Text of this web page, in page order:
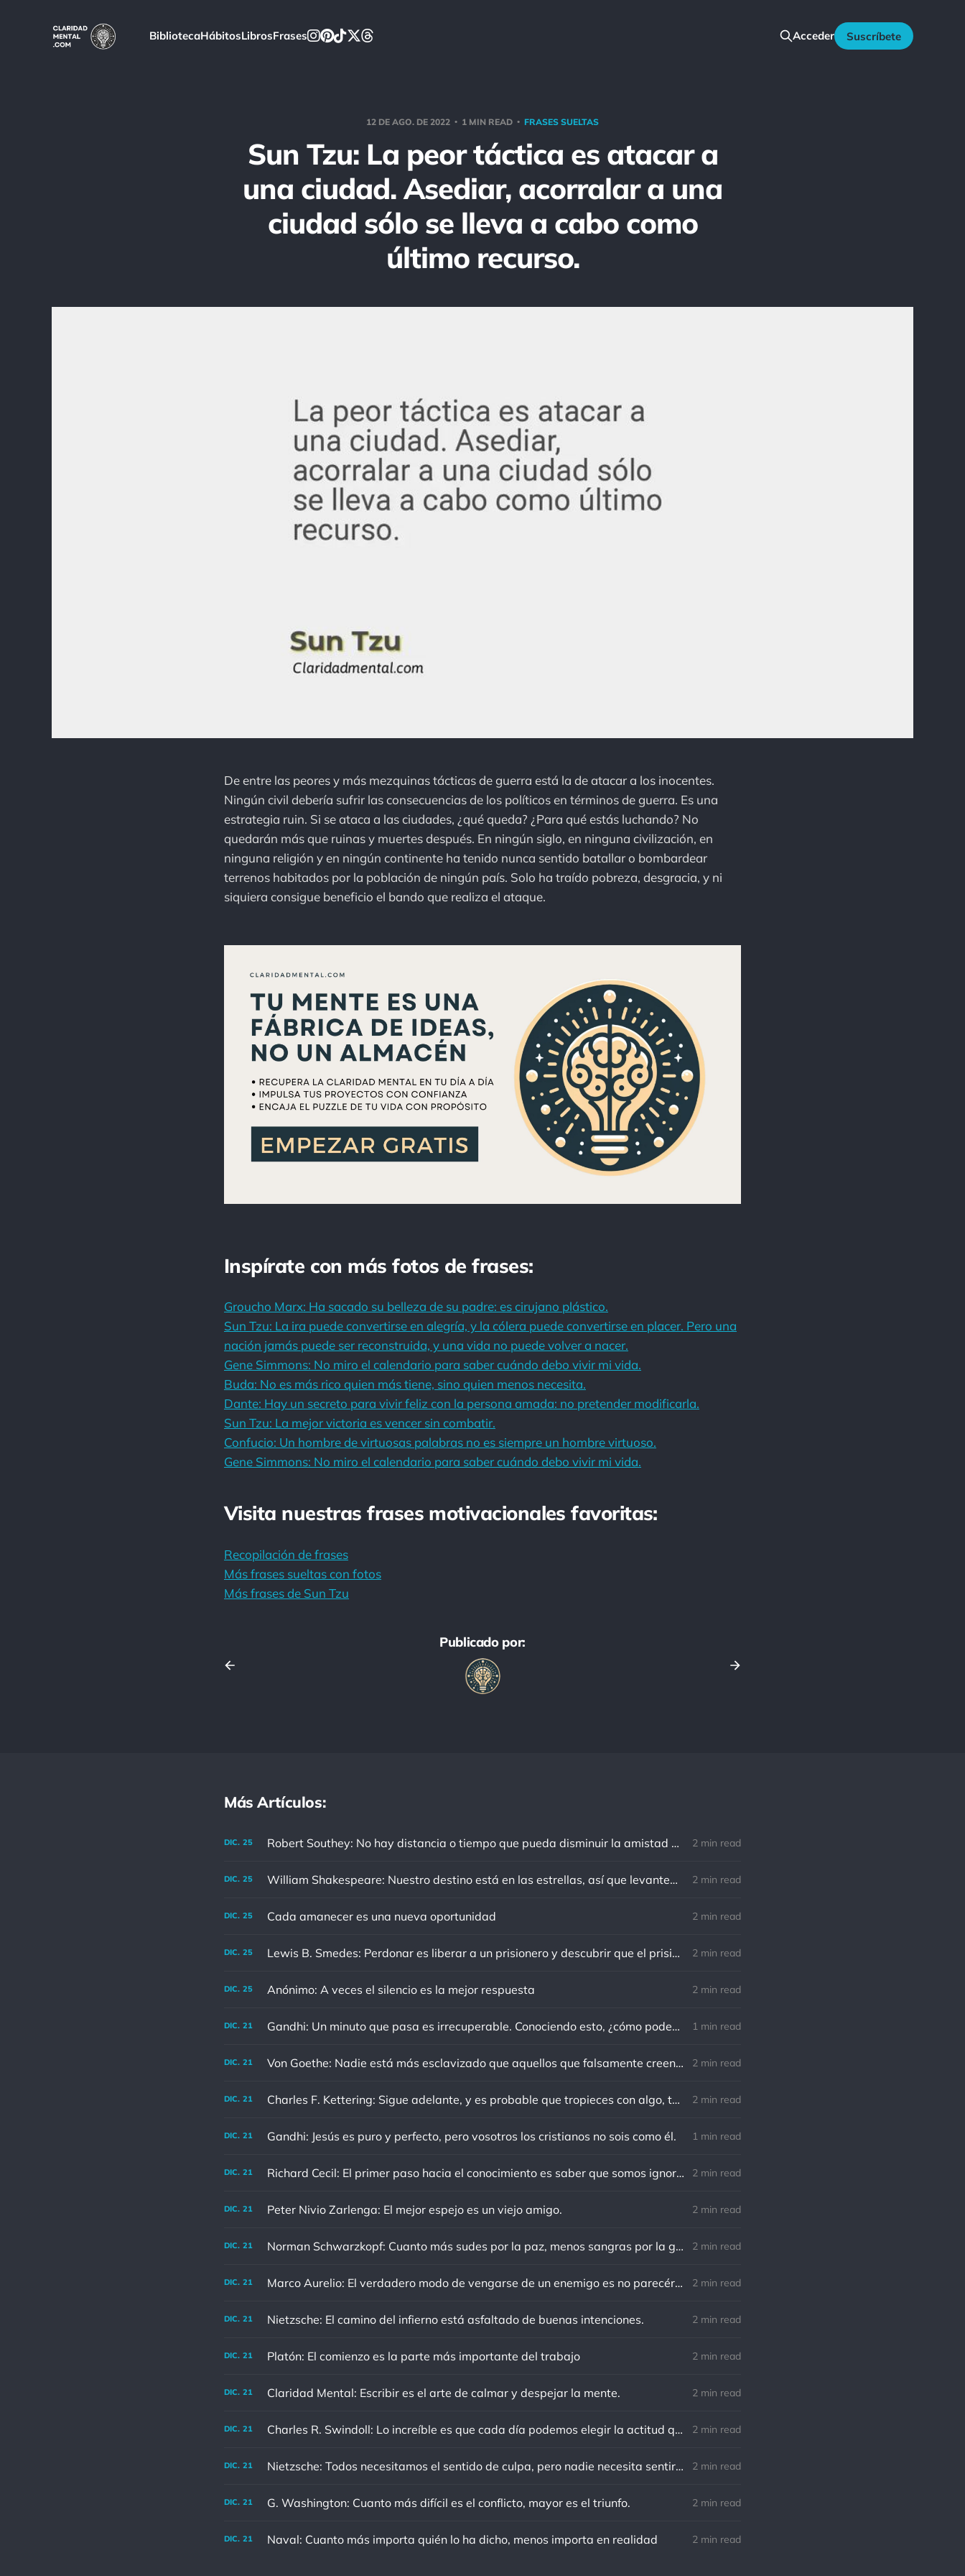
BibliotecaHábitosLibrosFrases Acceder Suscríbete
12 DE AGO. DE 2022 1 MIN READ FRASES SUELTAS
Sun Tzu: La peor táctica es atacar a
una ciudad. Asediar, acorralar a una
ciudad sólo se lleva a cabo como
último recurso.
De entre las peores y más mezquinas tácticas de guerra está la de atacar a los inocentes.
Ningún civil debería sufrir las consecuencias de los políticos en términos de guerra. Es una
estrategia ruin. Si se ataca a las ciudades, ¿qué queda? ¿Para qué estás luchando? No
quedarán más que ruinas y muertes después. En ningún siglo, en ninguna civilización, en
ninguna religión y en ningún continente ha tenido nunca sentido batallar o bombardear
terrenos habitados por la población de ningún país. Solo ha traído pobreza, desgracia, y ni
siquiera consigue beneficio el bando que realiza el ataque.
Inspírate con más fotos de frases:
Groucho Marx: Ha sacado su belleza de su padre: es cirujano plástico.
Sun Tzu: La ira puede convertirse en alegría, y la cólera puede convertirse en placer. Pero una
nación jamás puede ser reconstruida, y una vida no puede volver a nacer.
Gene Simmons: No miro el calendario para saber cuándo debo vivir mi vida.
Buda: No es más rico quien más tiene, sino quien menos necesita.
Dante: Hay un secreto para vivir feliz con la persona amada: no pretender modificarla.
Sun Tzu: La mejor victoria es vencer sin combatir.
Confucio: Un hombre de virtuosas palabras no es siempre un hombre virtuoso.
Gene Simmons: No miro el calendario para saber cuándo debo vivir mi vida.
Visita nuestras frases motivacionales favoritas:
Recopilación de frases
Más frases sueltas con fotos
Más frases de Sun Tzu
Publicado por:
Más Artículos:
DIC. 25 Robert Southey: No hay distancia o tiempo que pueda disminuir la amistad de aquellos que están completamente convencidos del valor del otro 2 min read
DIC. 25 William Shakespeare: Nuestro destino está en las estrellas, así que levantemos nuestros ojos al cielo 2 min read
DIC. 25 Cada amanecer es una nueva oportunidad 2 min read
DIC. 25 Lewis B. Smedes: Perdonar es liberar a un prisionero y descubrir que el prisionero eras tú 2 min read
DIC. 25 Anónimo: A veces el silencio es la mejor respuesta 2 min read
DIC. 21 Gandhi: Un minuto que pasa es irrecuperable. Conociendo esto, ¿cómo podemos malgastar tantas horas? 1 min read
DIC. 21 Von Goethe: Nadie está más esclavizado que aquellos que falsamente creen que son libres. 2 min read
DIC. 21 Charles F. Kettering: Sigue adelante, y es probable que tropieces con algo, tal vez cuando menos lo esperes. Nunca he escuchado hablar de alguien algu 2 min read
DIC. 21 Gandhi: Jesús es puro y perfecto, pero vosotros los cristianos no sois como él. 1 min read
DIC. 21 Richard Cecil: El primer paso hacia el conocimiento es saber que somos ignorantes. 2 min read
DIC. 21 Peter Nivio Zarlenga: El mejor espejo es un viejo amigo. 2 min read
DIC. 21 Norman Schwarzkopf: Cuanto más sudes por la paz, menos sangras por la guerra. 2 min read
DIC. 21 Marco Aurelio: El verdadero modo de vengarse de un enemigo es no parecérsele. 2 min read
DIC. 21 Nietzsche: El camino del infierno está asfaltado de buenas intenciones. 2 min read
DIC. 21 Platón: El comienzo es la parte más importante del trabajo 2 min read
DIC. 21 Claridad Mental: Escribir es el arte de calmar y despejar la mente. 2 min read
DIC. 21 Charles R. Swindoll: Lo increíble es que cada día podemos elegir la actitud que adoptaremos. 2 min read
DIC. 21 Nietzsche: Todos necesitamos el sentido de culpa, pero nadie necesita sentirse culpable. 2 min read
DIC. 21 G. Washington: Cuanto más difícil es el conflicto, mayor es el triunfo. 2 min read
DIC. 21 Naval: Cuanto más importa quién lo ha dicho, menos importa en realidad 2 min read